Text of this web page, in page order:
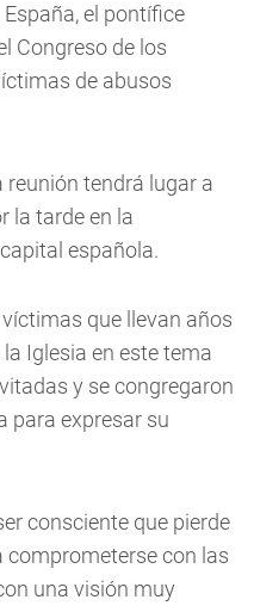
el pontífice
Congreso de los
de abusos
reunión tendrá lugar a
la tarde en la
española.
que llevan años
Iglesia en este tema
y se congregaron
para expresar su
consciente que pierde
comprometerse con las
una visión muy